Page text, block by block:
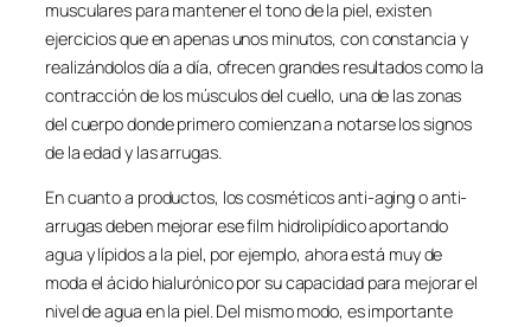
musculares para mantener el tono de la piel, existen
ejercicios que en apenas unos minutos, con constancia y
realizándolos día a día, ofrecen grandes resultados como la
contracción de los músculos del cuello, una de las zonas
del cuerpo donde primero comienzan a notarse los signos
de la edad y las arrugas.
En cuanto a productos, los cosméticos anti-aging o anti-
arrugas deben mejorar ese film hidrolipídico aportando
agua y lípidos a la piel, por ejemplo, ahora está muy de
moda el ácido hialurónico por su capacidad para mejorar el
nivel de agua en la piel. Del mismo modo, es importante